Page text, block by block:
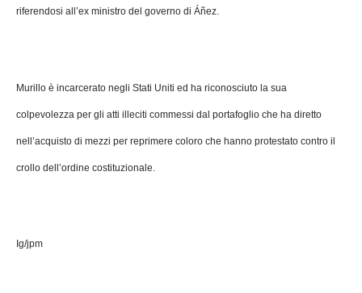
riferendosi all’ex ministro del governo di Áñez.
Murillo è incarcerato negli Stati Uniti ed ha riconosciuto la sua
colpevolezza per gli atti illeciti commessi dal portafoglio che ha diretto
nell’acquisto di mezzi per reprimere coloro che hanno protestato contro il
crollo dell’ordine costituzionale.
Ig/jpm